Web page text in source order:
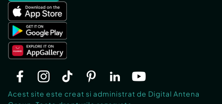
Acest site este creat si administrat de Digital Antena